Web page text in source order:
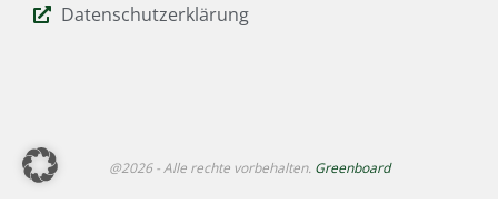
Datenschutzerklärung
@2026 - Alle rechte vorbehalten. Greenboard